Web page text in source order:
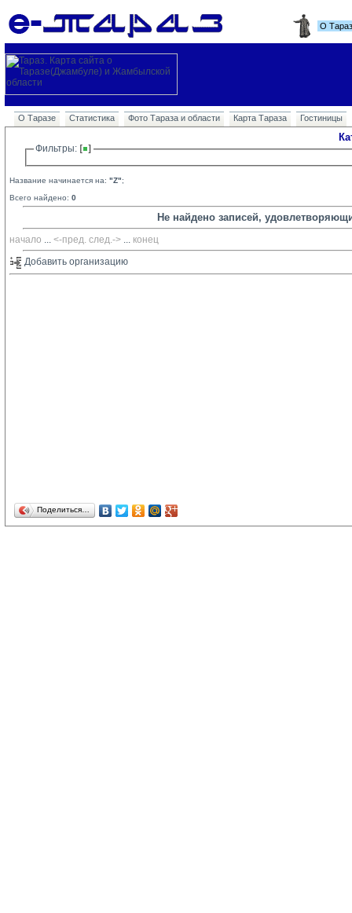
О
О Таразе Статистика Фото Тараза и области Карта Тараза Гостиницы
Фильтры:
Название начинается на: "Z";
Всего найдено: 0
Не найдено записей,
начало ... <-пред. след.-> ... конец
Добавить организацию
Поделиться…